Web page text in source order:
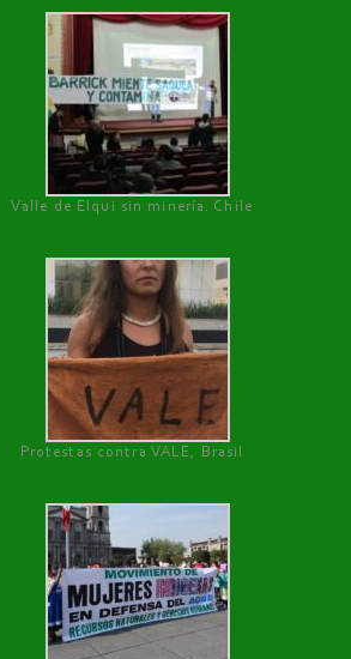
Valle de Elqui sin minería. Chile
Protestas contra VALE, Brasil